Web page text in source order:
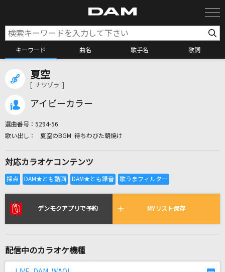
キーワード 曲名 歌手名 歌詞
全国りれき
リアルタイムで歌われている曲の一覧
わたがし
夏空
[ ナツゾラ ]
アイビーカラー
選曲番号： 5294-56
夏空のBGM 待ちわびた朝焼け
対応カラオケコンテンツ
デンモクアプリで予約 MYリスト保存
配信中のカラオケ機種